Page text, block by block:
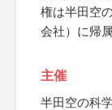
権は半田空
会社）に帰属
主催
半田空の科